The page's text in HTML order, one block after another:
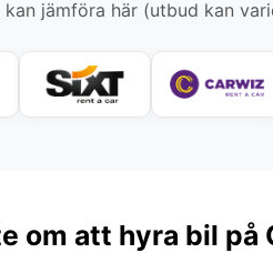
jämföra här (utbud kan
om att hyra bil på